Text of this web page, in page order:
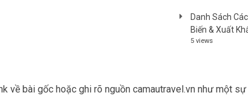
Danh Sách
Biến & Xuất
5 views
về bài gốc hoặc ghi rõ nguồn camautravel.vn như một